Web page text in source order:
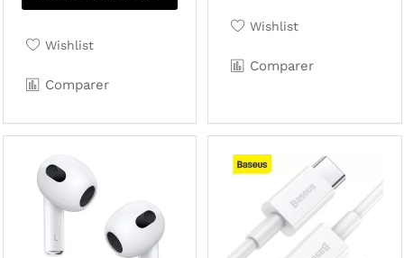
Wishlist
Comparer
Wishlist
Comparer